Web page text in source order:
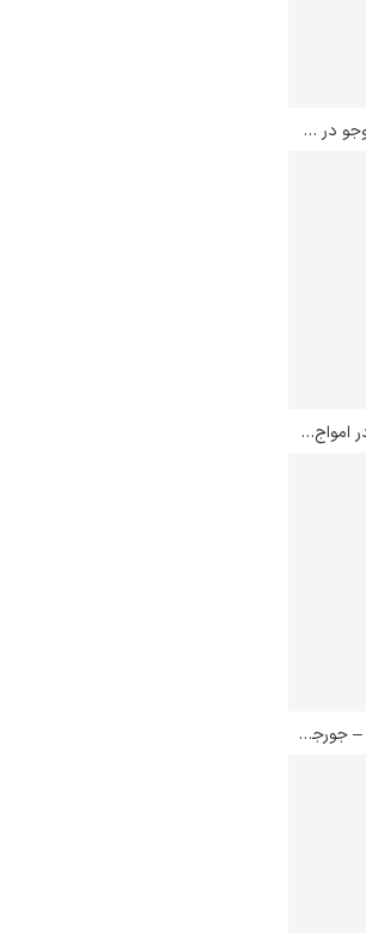
معبد زوجو در شیبا – هاسویی کاواسه
عشاق در امواج – ادوارد مونک
زن زیبا – جورجیا اوکیف